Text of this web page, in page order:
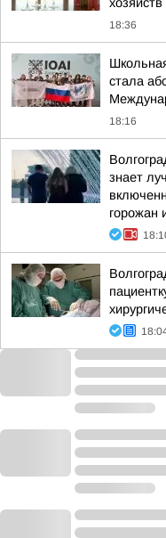
18:36
стала
18:16
знает
горожан